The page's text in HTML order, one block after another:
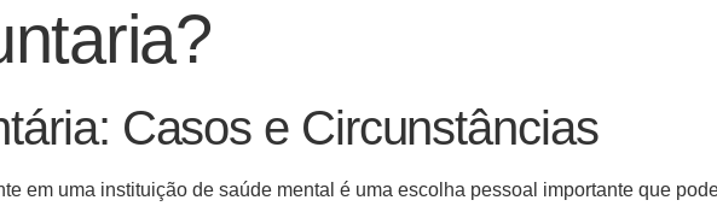
Casos e Circunstâncias
em uma instituição de saúde mental é uma escolha pessoal importante que